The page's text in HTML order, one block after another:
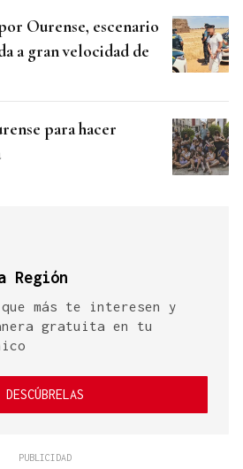
Ourense, escenario
a gran velocidad de
para hacer
Región
más te interesen y
gratuita en tu
DESCÚBRELAS